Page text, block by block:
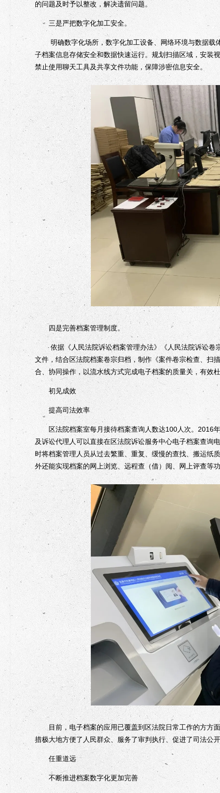
的问题及时予以整改，解决遗留问题。
三是严把数字化加工安全。
明确数字化场所，数字化加工设备、网络环境与数据载
子档案信息存储安全和数据快速运行。规划扫描区域，安装
禁止使用聊天工具及共享文件功能，保障涉密信息安全。
四是完善档案管理制度。
依据《人民法院诉讼档案管理办法》《人民法院诉讼卷
文件，结合区法院档案卷宗归档，制作《案件卷宗检查、扫
合、协同操作，以流水线方式完成电子档案的质量关，有效
初见成效
提高司法效率
区法院档案室每月接待档案查询人数达100人次。2016
及诉讼代理人可以直接在区法院诉讼服务中心电子档案查询
时将档案管理人员从过去繁重、重复、缓慢的查找、搬运纸
外还能实现档案的网上浏览、远程查（借）阅、网上评查等
目前，电子档案的应用已覆盖到区法院日常工作的方方
措极大地方便了人民群众、服务了审判执行、促进了司法公
任重道远
不断推进档案数字化更加完善